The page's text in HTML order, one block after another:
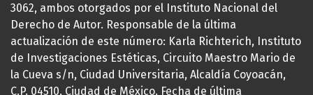
3062, ambos otorgados por el Instituto Nacional del
Derecho de Autor. Responsable de la última
actualización de este número: Karla Richterich, Instituto
de Investigaciones Estéticas, Circuito Maestro Mario de
la Cueva s/n, Ciudad Universitaria, Alcaldía Coyoacán,
C.P. 04510, Ciudad de México. Fecha de última